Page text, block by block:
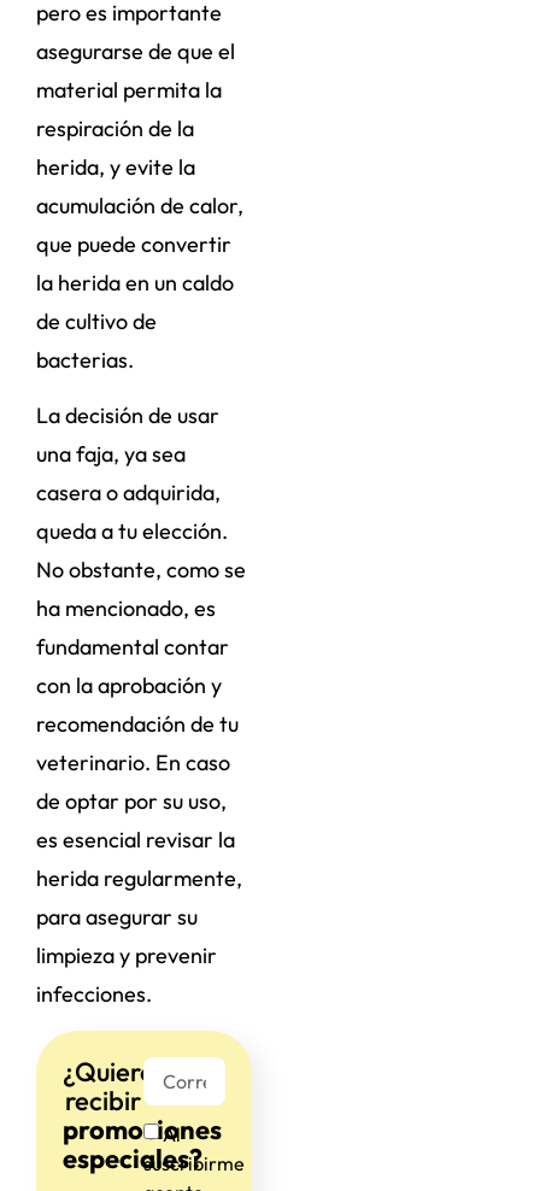
pero es importante
asegurarse de que el
material permita la
respiración de la
herida, y evite la
acumulación de calor,
que puede convertir
la herida en un caldo
de cultivo de
bacterias.
La decisión de usar
una faja, ya sea
casera o adquirida,
queda a tu elección.
No obstante, como se
ha mencionado, es
fundamental contar
con la aprobación y
recomendación de tu
veterinario. En caso
de optar por su uso,
es esencial revisar la
herida regularmente,
para asegurar su
limpieza y prevenir
infecciones.
¿Quieres
recibir
promociones
especiales?
Al
suscribirme